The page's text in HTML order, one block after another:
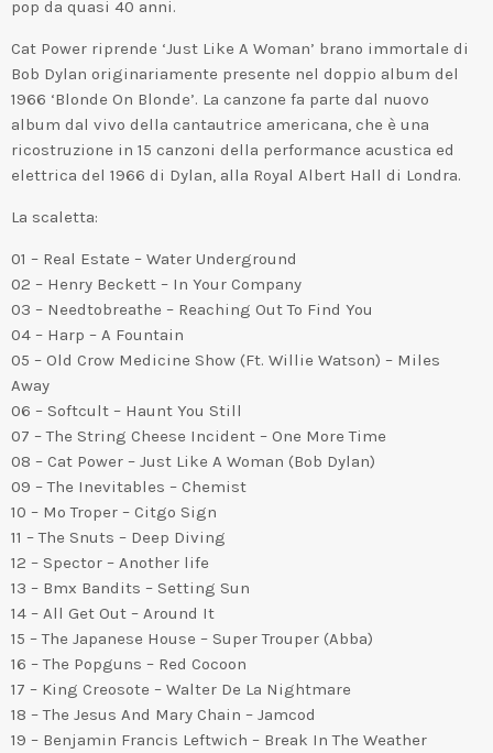
pop da quasi 40 anni.
Cat Power riprende ‘Just Like A Woman’ brano immortale di
Bob Dylan originariamente presente nel doppio album del
1966 ‘Blonde On Blonde’. La canzone fa parte dal nuovo
album dal vivo della cantautrice americana, che è una
ricostruzione in 15 canzoni della performance acustica ed
elettrica del 1966 di Dylan, alla Royal Albert Hall di Londra.
La scaletta:
01 – Real Estate – Water Underground
02 – Henry Beckett – In Your Company
03 – Needtobreathe – Reaching Out To Find You
04 – Harp – A Fountain
05 – Old Crow Medicine Show (Ft. Willie Watson) – Miles
Away
06 – Softcult – Haunt You Still
07 – The String Cheese Incident – One More Time
08 – Cat Power – Just Like A Woman (Bob Dylan)
09 – The Inevitables – Chemist
10 – Mo Troper – Citgo Sign
11 – The Snuts – Deep Diving
12 – Spector – Another life
13 – Bmx Bandits – Setting Sun
14 – All Get Out – Around It
15 – The Japanese House – Super Trouper (Abba)
16 – The Popguns – Red Cocoon
17 – King Creosote – Walter De La Nightmare
18 – The Jesus And Mary Chain – Jamcod
19 – Benjamin Francis Leftwich – Break In The Weather